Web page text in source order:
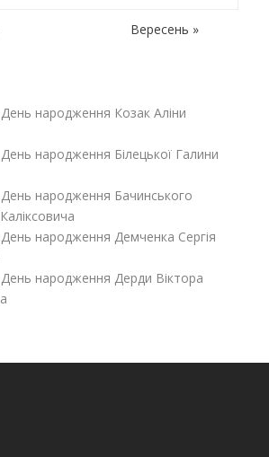
Вересень »
народження Козак Аліни
народження Білецької Галини
народження Бачинського
народження Демченка Сергія
народження Дерди Віктора